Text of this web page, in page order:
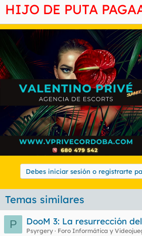
HIJO DE PUTA
Debes iniciar sesión o registrarte
Temas similares
P
DooM 3: La resurrección
Psyrgery
Foro Informática y